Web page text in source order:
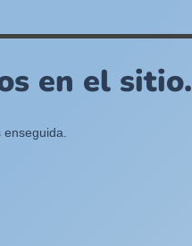
en el sitio.
enseguida.